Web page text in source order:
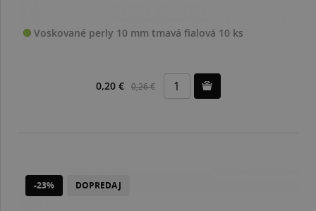
Voskované perly 10 mm tmavá fialová 10 ks
0,20 € 0,26 €
-23% DOPREDAJ